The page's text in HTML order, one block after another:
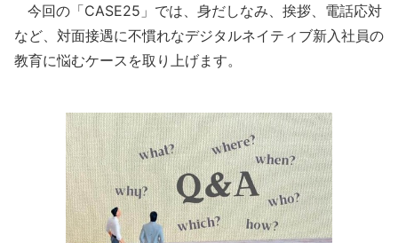
今回の「CASE25」では、身だしなみ、挨拶、電話応対
など、対面接遇に不慣れなデジタルネイティブ新入社員の
教育に悩むケースを取り上げます。